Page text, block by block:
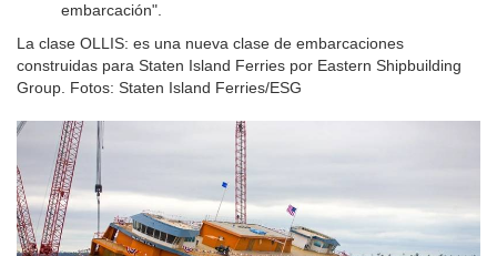
embarcación".
La clase OLLIS: es una nueva clase de embarcaciones
construidas para Staten Island Ferries por Eastern Shipbuilding
Group. Fotos: Staten Island Ferries/ESG